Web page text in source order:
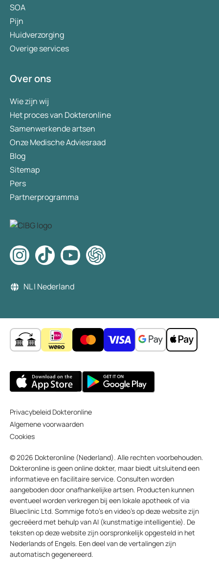
SOA
Pijn
Huidverzorging
Overige services
Over ons
Wie zijn wij
Het proces van Dokteronline
Samenwerkende artsen
Onze Medische Adviesraad
Blog
Sitemap
Pers
Partnerprogramma
NL | Nederland
Privacybeleid Dokteronline
Algemene voorwaarden
Cookies
© 2026 Dokteronline (Nederland). Alle rechten voorbehouden.
Dokteronline is geen online dokter, maar biedt uitsluitend een
informatieve en facilitaire service. Consulten worden
aangeboden door onafhankelijke artsen. Producten kunnen
eventueel worden verkregen bij een lokale apotheek of via
Blueclinic Ltd. Sommige foto’s en video’s op deze website zijn
gecreëerd met behulp van AI (kunstmatige intelligentie). De
teksten op deze website zijn oorspronkelijk opgesteld in het
Nederlands of Engels. Een deel van de vertalingen zijn
automatisch gegenereerd.